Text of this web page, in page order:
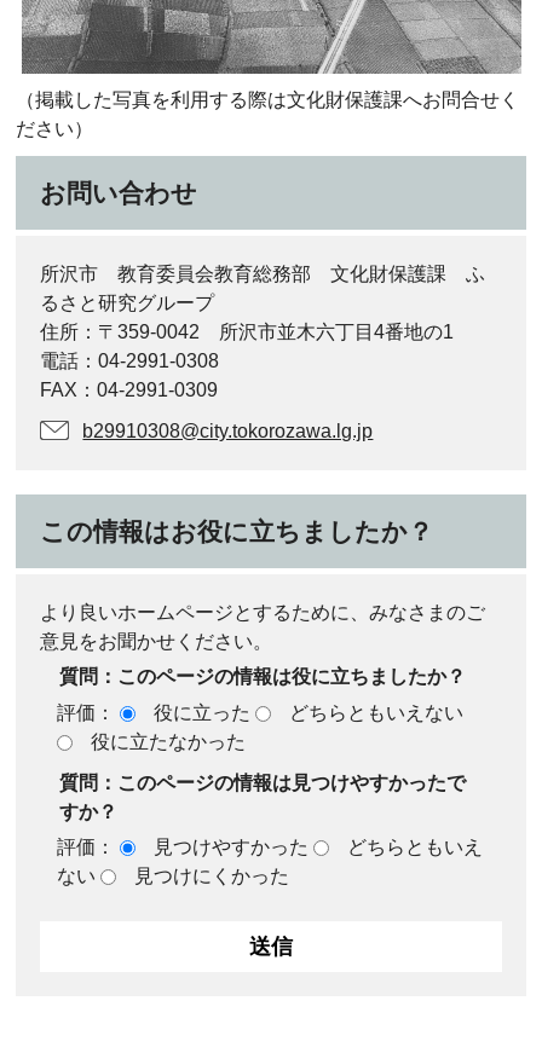
（掲載した写真を利用する際は文化財保護課へお問合せく
ださい）
お問い合わせ
所沢市 教育委員会教育総務部 文化財保護課 ふ
るさと研究グループ
住所：〒359-0042 所沢市並木六丁目4番地の1
電話：04-2991-0308
FAX：04-2991-0309
b29910308@city.tokorozawa.lg.jp
この情報はお役に立ちましたか？
より良いホームページとするために、みなさまのご
意見をお聞かせください。
質問：このページの情報は役に立ちましたか？
評価：
役に立った
どちらともいえない
役に立たなかった
質問：このページの情報は見つけやすかったで
すか？
評価：
見つけやすかった
どちらともいえ
ない
見つけにくかった